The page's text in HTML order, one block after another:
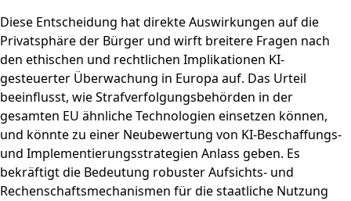
Diese Entscheidung hat direkte Auswirkungen auf die
Privatsphäre der Bürger und wirft breitere Fragen nach
den ethischen und rechtlichen Implikationen KI-
gesteuerter Überwachung in Europa auf. Das Urteil
beeinflusst, wie Strafverfolgungsbehörden in der
gesamten EU ähnliche Technologien einsetzen können,
und könnte zu einer Neubewertung von KI-Beschaffungs-
und Implementierungsstrategien Anlass geben. Es
bekräftigt die Bedeutung robuster Aufsichts- und
Rechenschaftsmechanismen für die staatliche Nutzung